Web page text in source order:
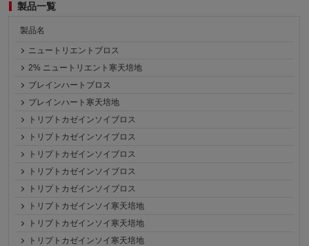
製品一覧
製品名
ニュートリエントブロス
2% ニュートリエント寒天培地
ブレインハートブロス
ブレインハート寒天培地
トリプトカゼインソイブロス
トリプトカゼインソイブロス
トリプトカゼインソイブロス
トリプトカゼインソイブロス
トリプトカゼインソイブロス
トリプトカゼインソイ寒天培地
トリプトカゼインソイ寒天培地
トリプトカゼインソイ寒天培地